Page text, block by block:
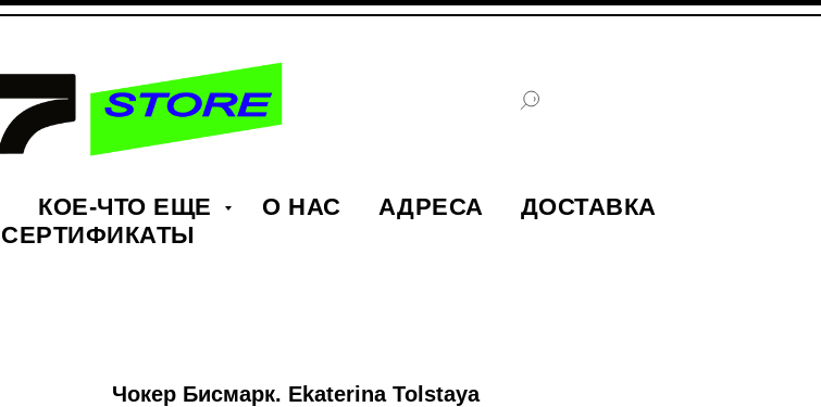
КОЕ-ЧТО ЕЩЕ О НАС АДРЕСА
ДОСТАВКА
СЕРТИФИКАТЫ
Чокер Бисмарк. Ekaterina Tolstaya